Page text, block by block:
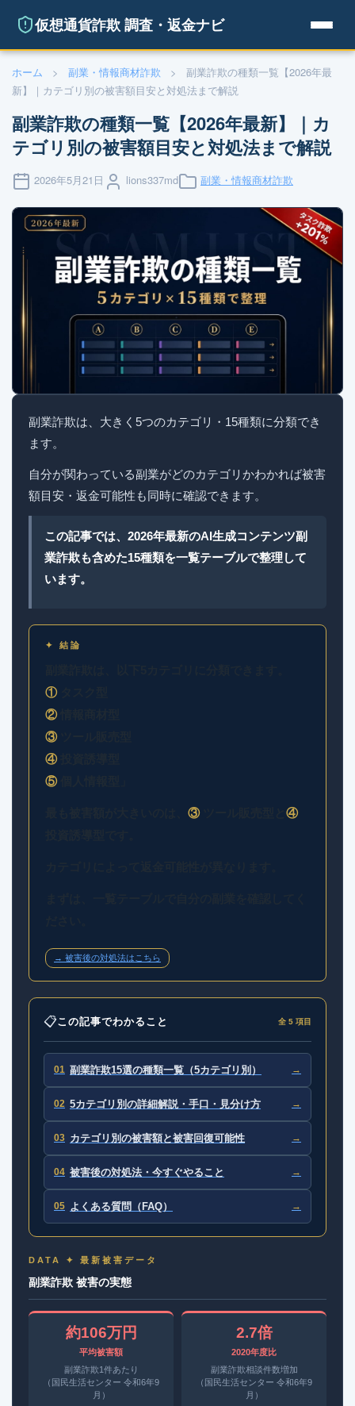
仮想通貨詐欺 調査・返金ナビ
ホーム > 副業・情報商材詐欺 >
副業詐欺の種類一覧【2026年最
新】｜カテゴリ別の被害額目安と対処法まで解説
副業詐欺の種類一覧【2026年最新】｜カ
テゴリ別の被害額目安と対処法まで解説
2026年5月21日 lions337md 副業・情報商材詐欺
副業詐欺は、大きく5つのカテゴリ・15種類に分類でき
ます。
自分が関わっている副業がどのカテゴリかわかれば被害
額目安・返金可能性も同時に確認できます。
この記事では、2026年最新のAI生成コンテンツ副
業詐欺も含めた15種類を一覧テーブルで整理して
います。
✦ 結論
①タスク型
②情報商材型
③ツール販売型
④投資誘導型
⑤個人情報型」
③ツール販売型と ④
→ 被害後の対処法はこちら
📋この記事でわかること 全 5 項目
01 副業詐欺15選の種類一覧（5カテゴリ別） →
02 5カテゴリ別の詳細解説・手口・見分け方 →
03 カテゴリ別の被害額と被害回復可能性 →
04 被害後の対処法・今すぐやること →
05 よくある質問（FAQ） →
DATA ✦ 最新被害データ
副業詐欺 被害の実態
約106万円
平均被害額
副業詐欺1件あたり
（国民生活センター 令和6年9
月）
2.7倍
2020年度比
副業詐欺相談件数増加
（国民生活センター 令和6年9
月）